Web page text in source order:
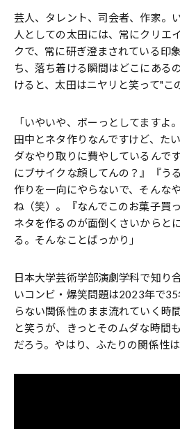
芸人、タレント、司会者、作家。
人としての太田には、常にクリエ
クで、常に研ぎ澄まされている印
ち、落ち着ける瞬間はどこにある
けると、太田はニヤリと笑って"こ
「いやいや、ボーっとしてますよ
田中とネタ作りなんですけど、た
ダなやり取りに費やしているんで
にブサイクな顔してんの？』『う
作りを一向にやらないで、そんな
ね（笑）。『なんでこのお菓子買
ネタを作るのが面倒くさいからと
る。そんなことばっかり」
日本大学芸術学部演劇学科で知り
いコンビ・爆笑問題は2023年で
らない関係性のまま流れていく時
と笑うが、きっとそのムダな時間
だろう。やはり、ふたりの関係性